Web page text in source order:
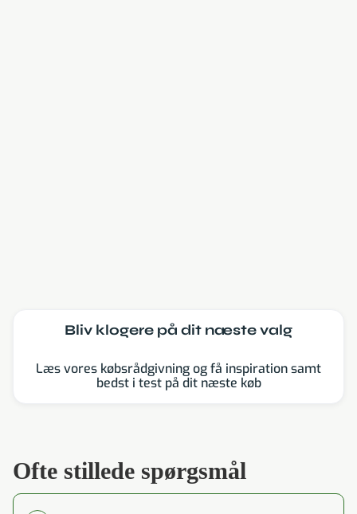
Bliv klogere på dit næste valg
Læs vores købsrådgivning og få inspiration samt
bedst i test på dit næste køb
Ofte stillede spørgsmål